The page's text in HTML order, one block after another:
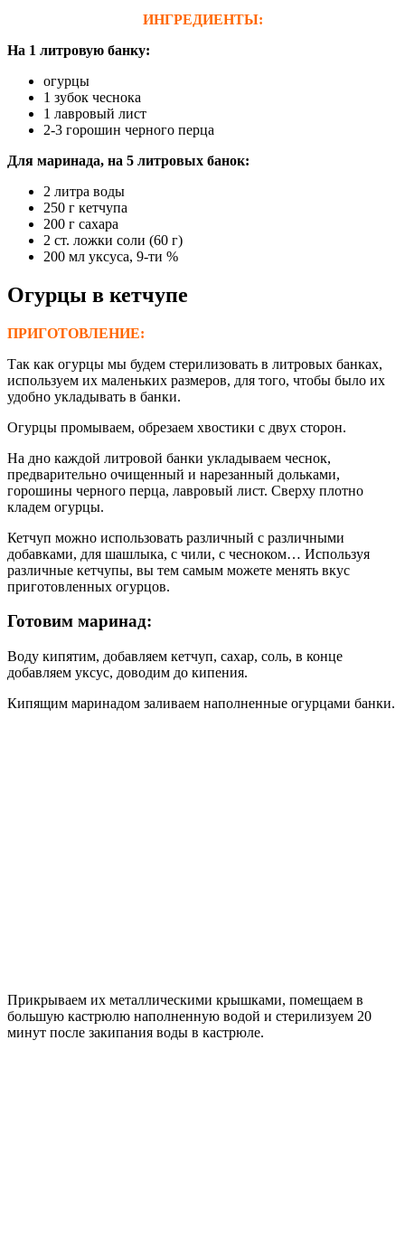
ИНГРЕДИЕНТЫ:
На 1 литровую банку:
огурцы
1 зубок чеснока
1 лавровый лист
2-3 горошин черного перца
Для маринада, на 5 литровых банок:
2 литра воды
250 г кетчупа
200 г сахара
2 ст. ложки соли (60 г)
200 мл уксуса, 9-ти %
Огурцы в кетчупе
ПРИГОТОВЛЕНИЕ:
Так как огурцы мы будем стерилизовать в литровых банках,
используем их маленьких размеров, для того, чтобы было их
удобно укладывать в банки.
Огурцы промываем, обрезаем хвостики с двух сторон.
На дно каждой литровой банки укладываем чеснок,
предварительно очищенный и нарезанный дольками,
горошины черного перца, лавровый лист. Сверху плотно
кладем огурцы.
Кетчуп можно использовать различный с различными
добавками, для шашлыка, с чили, с чесноком… Используя
различные кетчупы, вы тем самым можете менять вкус
приготовленных огурцов.
Готовим маринад:
Воду кипятим, добавляем кетчуп, сахар, соль, в конце
добавляем уксус, доводим до кипения.
Кипящим маринадом заливаем наполненные огурцами банки.
Прикрываем их металлическими крышками, помещаем в
большую кастрюлю наполненную водой и стерилизуем 20
минут после закипания воды в кастрюле.